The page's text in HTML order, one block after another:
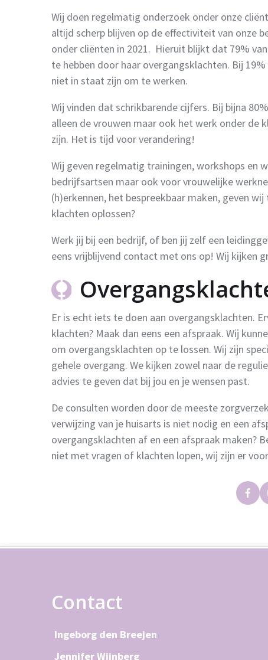
Wij doen regelmatig onderzoek onder onze
altijd scherp blijven op de effectiviteit van onze
onder cliënten in 2021. Hieruit blijkt dat 79%
te hebben door haar overgangsklachten. Bij
niet in staat zijn om te werken.
Wij vinden dat schrikbarende cijfers. Bij bijna
alleen de vrouwen maar ook het werk onder de
zijn. Het is tijd voor verandering!
Wij geven regelmatig trainingen, workshops en
bedrijfsartsen maar ook voor vrouwelijke
(h)erkennen, het bespreekbaar maken, geven
klachten oplossen?
Werk jij bij een bedrijf, of ben jij zelf een
eens vrijblijvend contact met ons op! Wij kijken
Er is echt iets te doen aan overgangsklachten.
klachten? Maak dan eens een afspraak. Wij
om overgangsklachten op te lossen. Wij zijn
gehele overgang. We kijken zowel naar de
advies te geven dat bij jou en je wensen past.
De consulten worden door de meeste
verwijzing van je huisarts is niet nodig en een
overgangsklachten af en een afspraak maken?
niet met vragen of klachten lopen, wij zijn er
Contact
Ingeborg den Breejen
Jennifer Wijnberg